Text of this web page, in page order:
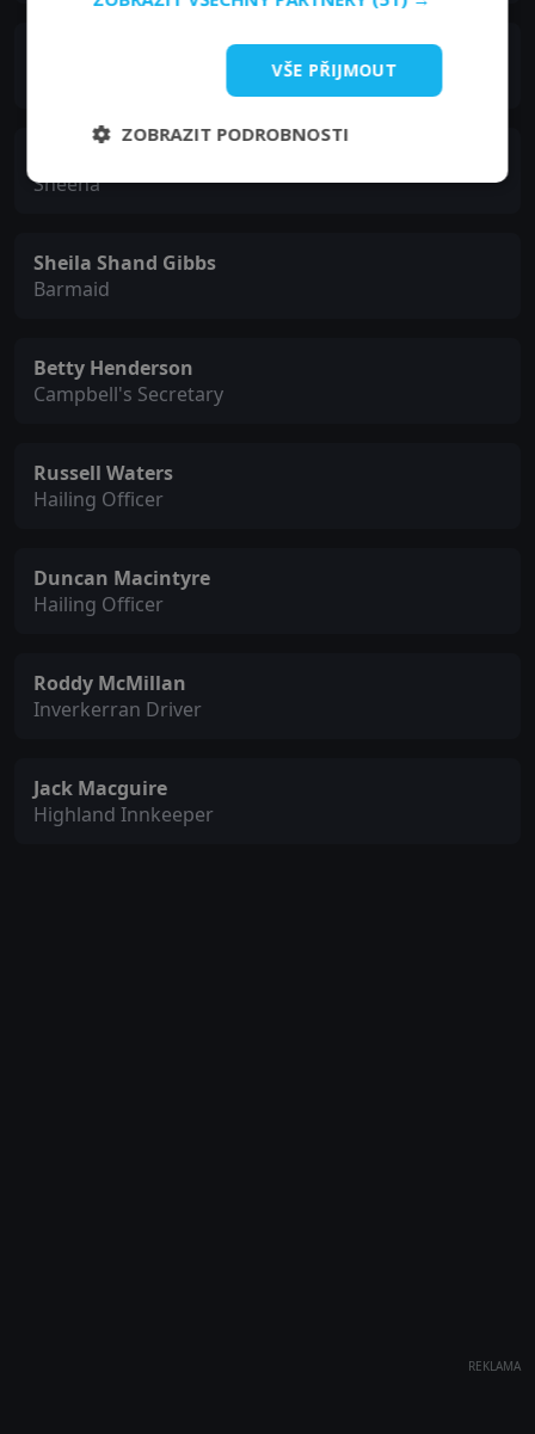
Sheena
Sheila Shand Gibbs
Barmaid
Betty Henderson
Campbell's Secretary
Russell Waters
Hailing Officer
Duncan Macintyre
Hailing Officer
Roddy McMillan
Inverkerran Driver
Jack Macguire
Highland Innkeeper
REKLAMA
VŠE PŘIJMOUT
ZOBRAZIT PODROBNOSTI